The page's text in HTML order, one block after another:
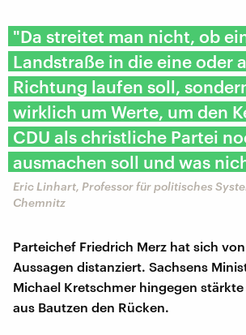
"Da streitet man nicht, ob
Landstraße in die eine oder
Richtung laufen soll,
wirklich um Werte, um den
CDU als christliche Partei
ausmachen soll und was
Eric Linhart, Professor für politisches
Chemnitz
Parteichef Friedrich Merz hat sich
Aussagen distanziert. Sachsens
Michael Kretschmer hingegen
aus Bautzen den Rücken.